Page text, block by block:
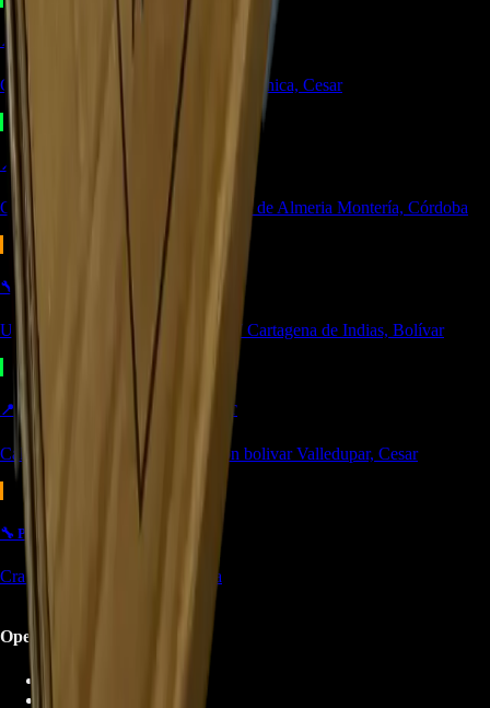
📍 AGUACHICA
Carrera 24 #8-10 local 2 Potozí Aguachica, Cesar
📍
Cra 14F #44-36 Urbanización Portal de Almeria Montería, Córdoba
🔧 SERVICIO
Urb. Contadora 1, Cra. 69 #31a-37 Cartagena de Indias, Bolívar
📍 VALLEDUPAR BODEGA/OUTLET
Calle 21 No. 17-39 Local 4 Simón bolivar Valledupar, Cesar
🔧 PEREIRA SERVICIO
Cra. 8 #33-33 Pereira, Risaralda
Operación Sistémica